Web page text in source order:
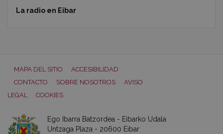
La radio en Eibar
MAPA DEL SITIO
ACCESIBILIDAD
CONTACTO
SOBRE NOSOTROS
AVISO
LEGAL
COOKIES
Ego Ibarra Batzordea - Eibarko Udala
Untzaga Plaza - 20600 Eibar